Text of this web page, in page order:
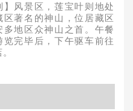
风景区，莲宝叶则地处
著名的神山，位居藏区
地区众神山之首。午餐
完毕后，下午驱车前往